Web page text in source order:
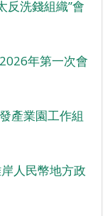
反洗錢組織”會
年第一次會
產業園工作組
人民幣地方政